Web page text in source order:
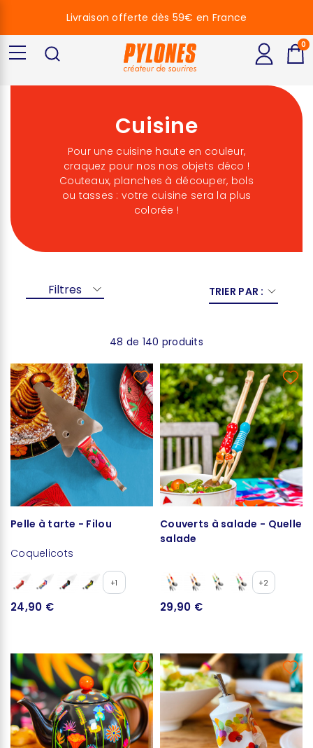
Cuisine
Pour une cuisine haute en couleur,
craquez pour nos nos objets déco !
Couteaux, planches à découper, bols
ou tasses : votre cuisine sera la plus
colorée !
Filtres TRIER PAR :
48 de 140 produits
Pelle à tarte - Filou
Coquelicots
+1
24,90 €
Couverts à salade - Quelle
salade
+2
29,90 €
Livraison offerte dès 59€ en France
0